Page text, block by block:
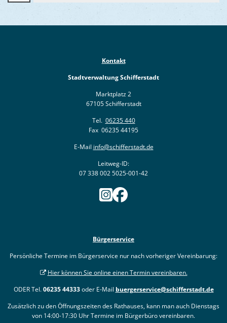
Kontakt
Stadtverwaltung Schifferstadt
Marktplatz 2
67105 Schifferstadt
Tel. 06235 440
Fax 06235 44195
E-Mail info@schifferstadt.de
Leitweg-ID:
07 338 002 5025-001-42
Bürgerservice
Persönliche Termine im Bürgerservice nur nach vorheriger Vereinbarung:
Hier können Sie online einen Termin vereinbaren.
ODER Tel.06235 44333oder E-Mail buergerservice@schifferstadt.de
Zusätzlich zu den Öffnungszeiten des Rathauses, kann man auch Dienstags
von 14:00-17:30 Uhr Termine im Bürgerbüro vereinbaren.